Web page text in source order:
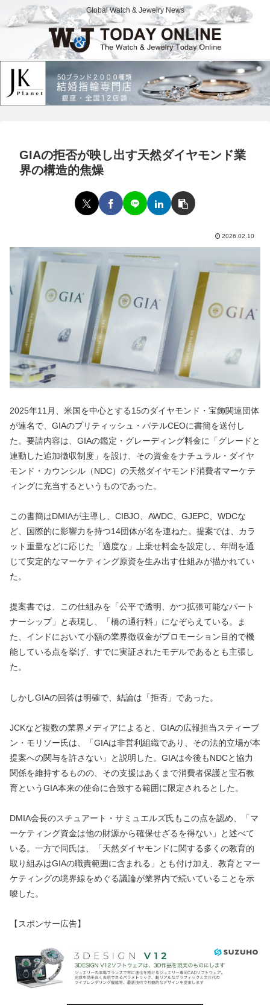
Global Watch & Jewelry News
GIAの拒否が映し出す天然ダイヤモンド業
界の構造的焦燥
2026.02.10
2025年11月、米国を中心とする15のダイヤモンド・宝飾関連団体
が連名で、GIAのプリティッシュ・パテルCEOに書簡を送付し
た。要請内容は、GIAの鑑定・グレーディング料金に「グレードと
連動した追加徴収制度」を設け、その資金をナチュラル・ダイヤ
モンド・カウンシル（NDC）の天然ダイヤモンド消費者マーケテ
ィングに充当するというものであった。
この書簡はDMIAが主導し、CIBJO、AWDC、GJEPC、WDCな
ど、国際的に影響力を持つ14団体が名を連ねた。提案では、カラ
ット重量などに応じた「適度な」上乗せ料金を設定し、年間を通
じて安定的なマーケティング原資を生み出す仕組みが描かれてい
た。
提案書では、この仕組みを「公平で透明、かつ拡張可能なパート
ナーシップ」と表現し、「橋の通行料」になぞらえている。ま
た、インドにおいて小額の業界徴収金がプロモーション目的で機
能している点を挙げ、すでに実証されたモデルであるとも主張し
た。
しかしGIAの回答は明確で、結論は「拒否」であった。
JCKなど複数の業界メディアによると、GIAの広報担当スティーブ
ン・モリソー氏は、「GIAは非営利組織であり、その法的立場が本
提案への関与を許さない」と説明した。GIAは今後もNDCと協力
関係を維持するものの、その支援はあくまで消費者保護と宝石教
育というGIA本来の使命に合致する範囲に限定されるとした。
DMIA会長のスチュアート・サミュエルズ氏もこの点を認め、「マ
ーケティング資金は他の財源から確保せざるを得ない」と述べて
いる。一方で同氏は、「天然ダイヤモンドに関する多くの教育的
取り組みはGIAの職責範囲に含まれる」とも付け加え、教育とマー
ケティングの境界線をめぐる議論が業界内で続いていることを示
唆した。
【スポンサー広告】